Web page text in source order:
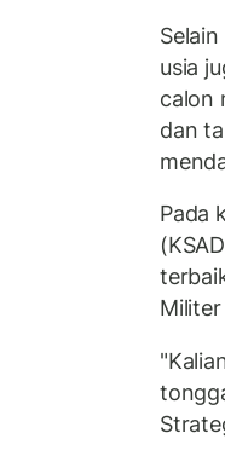
usia
calon
dan
Pada